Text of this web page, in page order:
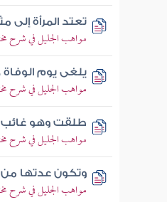
تعتد المرأة إلى
مواهب الجليل في شرح
يلغى يوم
مواهب الجليل في شرح
طلقت وهو غائب
مواهب الجليل في شرح
وتكون عدتها
مواهب الجليل في شرح